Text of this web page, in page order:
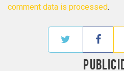
comment data is processed.